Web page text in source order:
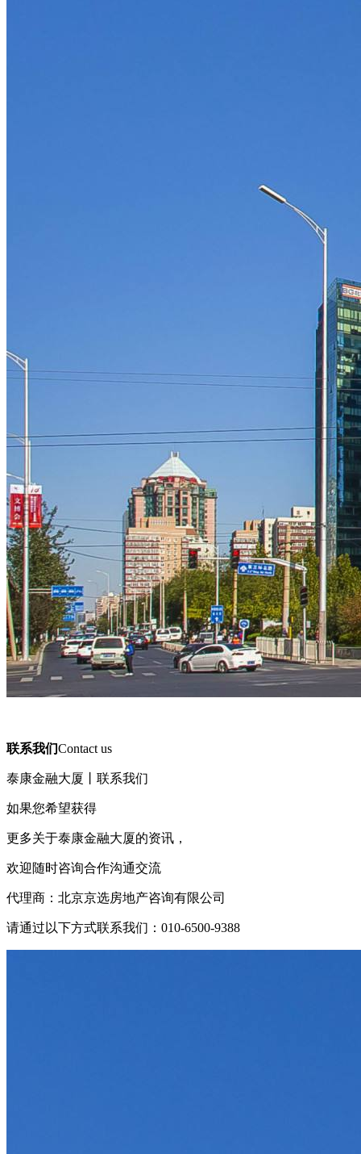
联系我们Contact us
泰康金融大厦丨联系我们
如果您希望获得
更多关于泰康金融大厦的资讯，
欢迎随时咨询合作沟通交流
代理商：北京京选房地产咨询有限公司
请通过以下方式联系我们：010-6500-9388